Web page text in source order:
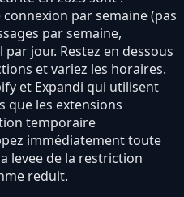
par semaine (pas
par semaine,
jour. Restez en dessous
et variez les horaires.
et Expandi qui utilisent
que les extensions
temporaire
immédiatement toute
levee de la restriction
reduit.